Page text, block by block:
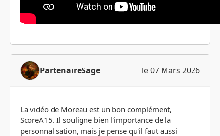
PartenaireSage le 07 Mars 2026
La vidéo de Moreau est un bon complément,
ScoreA15. Il souligne bien l'importance de la
personnalisation, mais je pense qu'il faut aussi